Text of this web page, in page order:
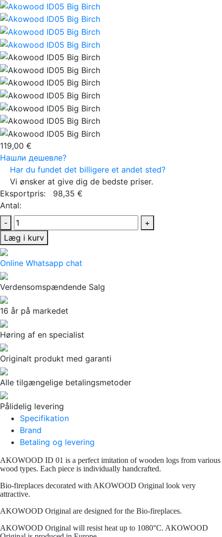
119,00 €
Нашли дешевле?
Har du fundet det billigere et andet sted?
Vi ønsker at give dig de bedste priser.
Eksportpris:
98,35 €
Antal:
-
+
Læg i kurv
Online Whatsapp chat
Verdensomspændende Salg
16 år på markedet
Høring af en specialist
Originalt produkt med garanti
Alle tilgængelige betalingsmetoder
Pålidelig levering
Specifikation
Brand
Betaling og levering
AKOWOOD ID 01 is a perfect imitation of wooden logs from various
wood types. Each piece is individually handcrafted.
Bio-fireplaces decorated with AKOWOOD Original look very
attractive.
AKOWOOD Original are designed for the Bio-fireplaces.
AKOWOOD Original will resist heat up to 1080°C. AKOWOOD